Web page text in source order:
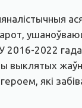
2016-2022
выклятых
які